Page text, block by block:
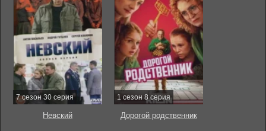
7 сезон 30 серия
Невский
1 сезон 8 серия
Дорогой родственник